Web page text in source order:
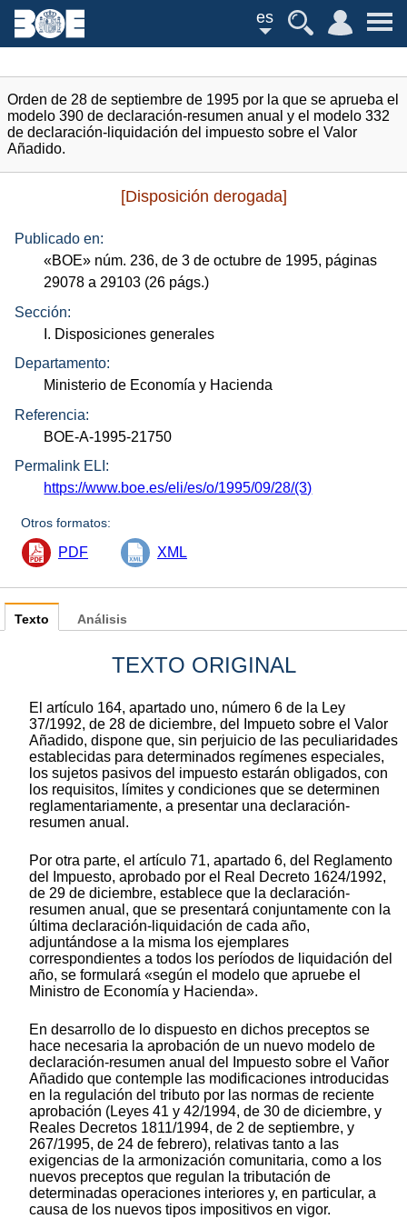
es
Orden de 28 de septiembre de 1995 por la que se aprueba el
modelo 390 de declaración-resumen anual y el modelo 332
de declaración-liquidación del impuesto sobre el Valor
Añadido.
[Disposición derogada]
Publicado en:
«BOE» núm. 236, de 3 de octubre de 1995, páginas
29078 a 29103 (26 págs.)
Sección:
I. Disposiciones generales
Departamento:
Ministerio de Economía y Hacienda
Referencia:
BOE-A-1995-21750
Permalink ELI:
https://www.boe.es/eli/es/o/1995/09/28/(3)
Otros formatos:
PDF XML
Texto
TEXTO ORIGINAL
El artículo 164, apartado uno, número 6 de la Ley
37/1992, de 28 de diciembre, del Impueto sobre el Valor
Añadido, dispone que, sin perjuicio de las peculiaridades
establecidas para determinados regímenes especiales,
los sujetos pasivos del impuesto estarán obligados, con
los requisitos, límites y condiciones que se determinen
reglamentariamente, a presentar una declaración-
resumen anual.
Por otra parte, el artículo 71, apartado 6, del Reglamento
del Impuesto, aprobado por el Real Decreto 1624/1992,
de 29 de diciembre, establece que la declaración-
resumen anual, que se presentará conjuntamente con la
última declaración-liquidación de cada año,
adjuntándose a la misma los ejemplares
correspondientes a todos los períodos de liquidación del
año, se formulará «según el modelo que apruebe el
Ministro de Economía y Hacienda».
En desarrollo de lo dispuesto en dichos preceptos se
hace necesaria la aprobación de un nuevo modelo de
declaración-resumen anual del Impuesto sobre el Vañor
Añadido que contemple las modificaciones introducidas
en la regulación del tributo por las normas de reciente
aprobación (Leyes 41 y 42/1994, de 30 de diciembre, y
Reales Decretos 1811/1994, de 2 de septiembre, y
267/1995, de 24 de febrero), relativas tanto a las
exigencias de la armonización comunitaria, como a los
nuevos preceptos que regulan la tributación de
determinadas operaciones interiores y, en particular, a
causa de los nuevos tipos impositivos en vigor.
Análisis